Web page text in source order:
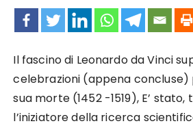
Il fascino di Leonardo da Vinci
celebrazioni (appena concluse)
sua morte (1452 -1519), E’ stato,
l’iniziatore della ricerca